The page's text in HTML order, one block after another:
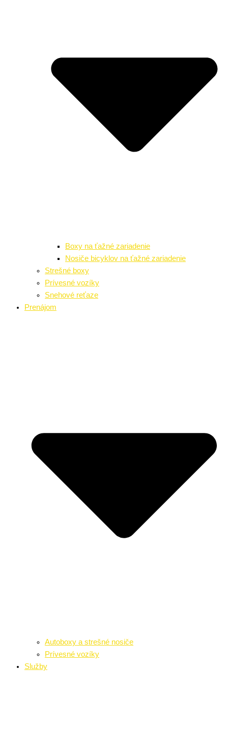
Boxy na ťažné zariadenie
Nosiče bicyklov na ťažné zariadenie
Strešné boxy
Prívesné vozíky
Snehové reťaze
Prenájom
Autoboxy a strešné nosiče
Prívesné vozíky
Služby